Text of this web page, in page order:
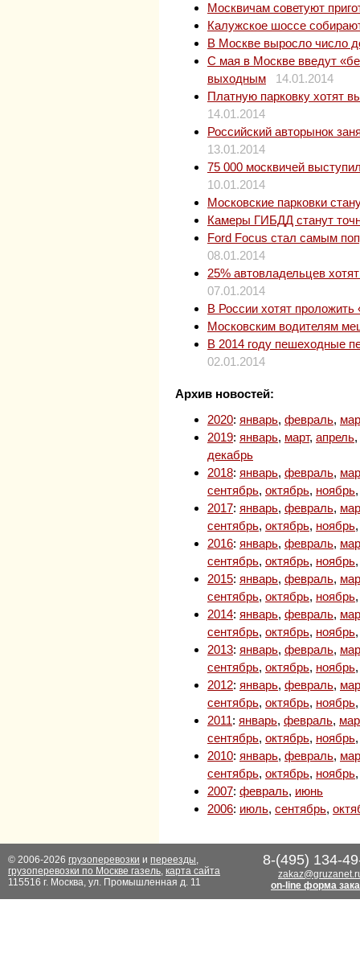
Москвичам советуют
Калужское шоссе
В Москве выросло число
С мая в Москве введут
выходным
14.01.2014
Платную парковку хотят
14.01.2014
Российский авторынок
13.01.2014
75 000 москвичей
10.01.2014
Московские парковки
Камеры ГИБДД станут
Ford Focus стал самым
08.01.2014
25% автовладельцев
07.01.2014
В России хотят
Московским водителям
В 2014 году пешеходные
02.01.2014
Архив новостей:
2020: январь, февраль,
2019: январь, март, апрель,
декабрь
2018: январь, февраль,
сентябрь, октябрь, ноябрь
2017: январь, февраль,
сентябрь, октябрь, ноябрь
2016: январь, февраль,
сентябрь, октябрь, ноябрь
2015: январь, февраль,
сентябрь, октябрь, ноябрь
2014: январь, февраль,
сентябрь, октябрь, ноябрь
2013: январь, февраль,
сентябрь, октябрь, ноябрь
2012: январь, февраль,
сентябрь, октябрь, ноябрь
2011: январь, февраль,
сентябрь, октябрь, ноябрь
2010: январь, февраль,
сентябрь, октябрь, ноябрь
2007: февраль, июнь
2006: июль, сентябрь,
© 2006-2026 грузоперевозки и переезды,
грузоперевозки по Москве газель, карта сайта
115516 г. Москва, ул. Промышленная д. 11
8-(495) 134-
on-line форма